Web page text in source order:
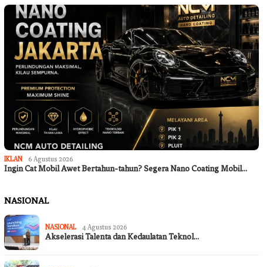
IKLAN 6 Agustus 2026
Ingin Cat Mobil Awet Bertahun-tahun? Segera Nano Coating Mobil…
NASIONAL
NASIONAL 4 Agustus 2026
Akselerasi Talenta dan Kedaulatan Teknol…